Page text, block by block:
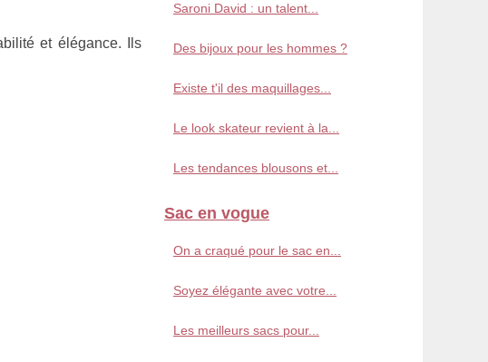
et élégance. Ils
Saroni David : un talent...
Des bijoux pour les hommes ?
Existe t'il des maquillages...
Le look skateur revient à la...
Les tendances blousons et...
Sac en vogue
On a craqué pour le sac en...
Soyez élégante avec votre...
Les meilleurs sacs pour...